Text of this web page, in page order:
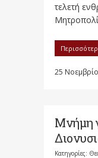
τελετή
25
Μνήμη
Κατηγορίες: